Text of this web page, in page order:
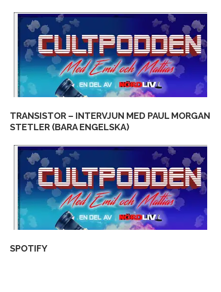
TRANSISTOR – INTERVJUN MED PAUL MORGAN
STETLER (BARA ENGELSKA)
SPOTIFY